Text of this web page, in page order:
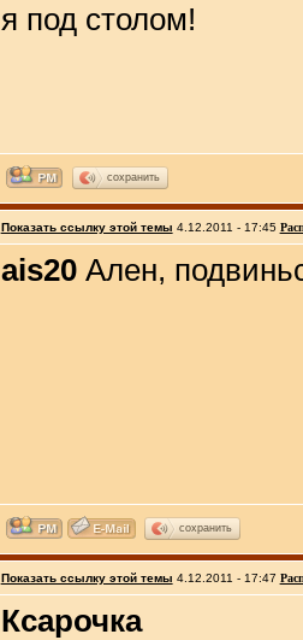
я под столом!
сохранить
Показать ссылку этой темы 4.12.2011 - 17:45
ais20Ален,
сохранить
Показать ссылку этой темы 4.12.2011 - 17:47
Ксарочка